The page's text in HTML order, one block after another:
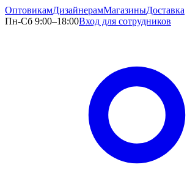
ОптовикамДизайнерамМагазиныДоставка
Пн-Сб 9:00–18:00Вход для сотрудников